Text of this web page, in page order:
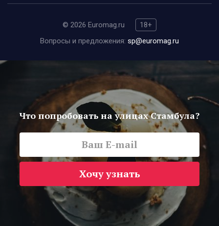
© 2026 Euromag.ru
18+
Вопросы и предложения: sp@euromag.ru
Что попробовать на улицах Стамбула?
Хочу узнать